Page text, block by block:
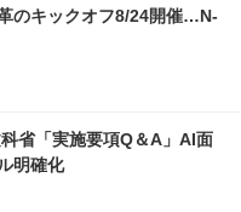
のキックオフ8/24開催…N-
科省「実施要項Q＆A」AI面
明確化